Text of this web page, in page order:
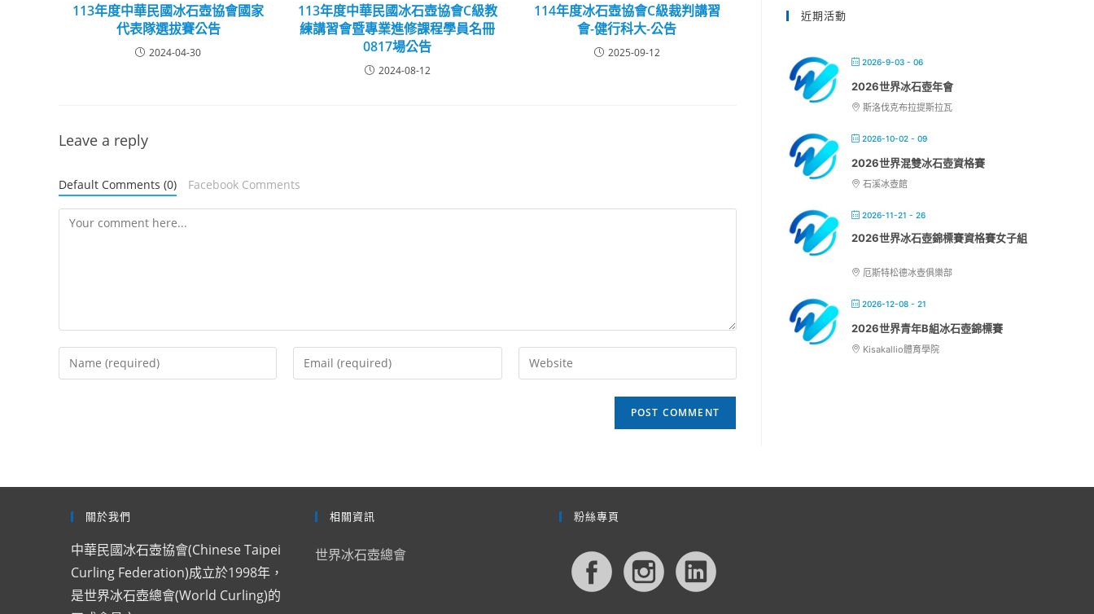
113年度中華民國冰石壺協會國家
代表隊選拔賽公告
2024-04-30
113年度中華民國冰石壺協會C級教
練講習會暨專業進修課程學員名冊
0817場公告
2024-08-12
114年度冰石壺協會C級裁判講習
會-健行科大-公告
2025-09-12
Leave a reply
Default Comments (0) Facebook Comments
Comment
Enter
your
Enter
your
Enter
your
近期活動
2026-9-03 - 06
2026世界冰石壺年會
斯洛伐克布拉提斯拉瓦
2026-10-02 - 09
2026世界混雙冰石壺資格賽
石溪冰壺館
2026-11-21 - 26
2026世界冰石壺錦標賽資格賽女子組
厄斯特松德冰壺俱樂部
2026-12-08 - 21
2026世界青年B組冰石壺錦標賽
Kisakallio體育學院
關於我們
中華民國冰石壺協會(Chinese Taipei
Curling Federation)成立於1998年，
是世界冰石壺總會(World Curling)的
相關資訊
世界冰石壺總會
粉絲專頁